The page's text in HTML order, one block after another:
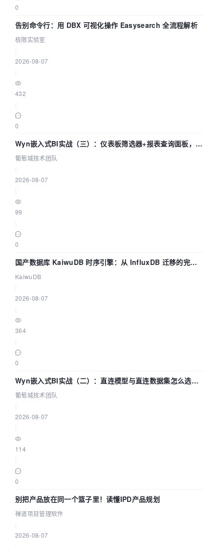
0
告别命令行：用 DBX 可视化操作 Easysearch 全流程解析
极限实验室
2026-08-07
432
0
Wyn嵌入式BI实战（三）：仪表板筛选器+报表查询面板，参
数联动全闭环
葡萄城技术团队
2026-08-07
99
0
国产数据库 KaiwuDB 时序引擎：从 InfluxDB 迁移的完整
技术路径
KaiwuDB
2026-08-07
364
0
Wyn嵌入式BI实战（二）：直连模型与直连数据集怎么选，
参数为什么不生效？| 葡萄城技术团队
葡萄城技术团队
2026-08-07
114
0
别把产品放在同一个篮子里！读懂IPD产品规划
禅道项目管理软件
2026-08-07